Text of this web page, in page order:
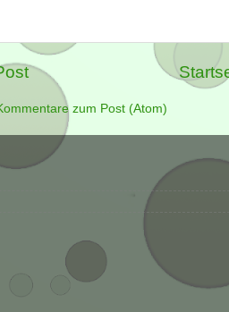
zum Post (Atom)